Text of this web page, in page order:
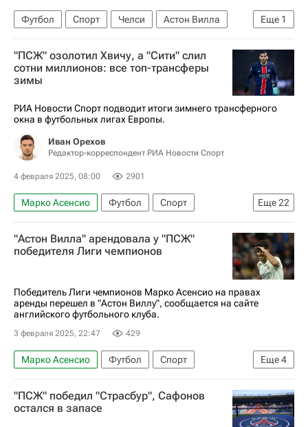
Еще 1
Футбол Спорт Челси
Астон Вилла
АПЛ 2026-2027 (Чемпионат Англии по футболу)
"ПСЖ" озолотил Хвичу, а "Сити" слил
сотни миллионов: все топ-трансферы
зимы
РИА Новости Спорт подводит итоги зимнего трансферного
окна в футбольных лигах Европы.
Иван Орехов
Редактор-корреспондент РИА Новости Спорт
4 февраля 2025, 08:00 2901
Еще22
Марко Асенсио Футбол
Спорт
Авторы РИА Новости Спорт
Материалы РИА Спорт
Спорт — видео
Хвича Кварацхелия
Кайл Уокер
Жоау Феликс
Милан
Трансферы
Хави Симонс
Маркус Рэшфорд
Альваро Мората
Антони
АПЛ 2026-2027 (Чемпионат Англии по футболу)
Манчестер Юнайтед
"Астон Вилла" арендовала у "ПСЖ"
победителя Лиги чемпионов
Победитель Лиги чемпионов Марко Асенсио на правах
аренды перешел в "Астон Виллу", сообщается на сайте
английского футбольного клуба.
3 февраля 2025, 22:47 429
Еще4
Марко Асенсио Футбол
Спорт
Астон Вилла
Пари Сен-Жермен (ПСЖ)
АПЛ 2026-2027 (Чемпионат Англии по футболу)
"ПСЖ" победил "Страсбур", Сафонов
остался в запасе